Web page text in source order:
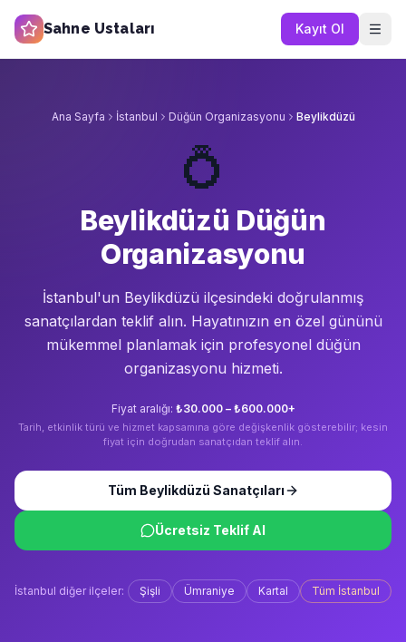
Sahne Ustaları Kayıt Ol
Ana Sayfa İstanbul Düğün Organizasyonu Beylikdüzü
💍
Beylikdüzü Düğün
Organizasyonu
İstanbul'un Beylikdüzü ilçesindeki doğrulanmış
sanatçılardan teklif alın. Hayatınızın en özel gününü
mükemmel planlamak için profesyonel düğün
organizasyonu hizmeti.
Fiyat aralığı: ₺30.000 – ₺600.000+
Tarih, etkinlik türü ve hizmet kapsamına göre değişkenlik gösterebilir; kesin
fiyat için doğrudan sanatçıdan teklif alın.
Tüm Beylikdüzü Sanatçıları
Ücretsiz Teklif Al
İstanbul diğer ilçeler: Şişli Ümraniye Kartal Tüm İstanbul